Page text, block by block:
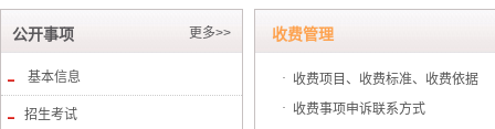
公开事项 更多>>
基本信息
招生考试
收费管理
· 收费项目、收费标准、收费依据
· 收费事项申诉联系方式